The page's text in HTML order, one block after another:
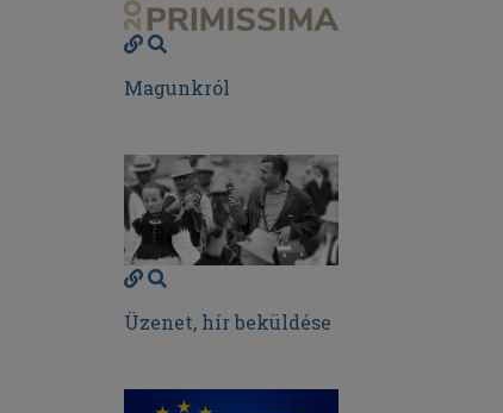
Magunkról
Üzenet, hír beküldése